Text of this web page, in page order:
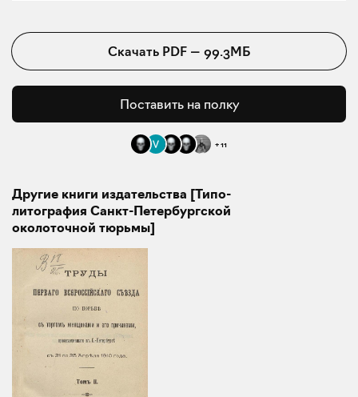
Скачать PDF — 99.3МБ
Поставить на полку
+11
Другие книги издательства [Типо-
литография Санкт-Петербургской
околоточной тюрьмы]